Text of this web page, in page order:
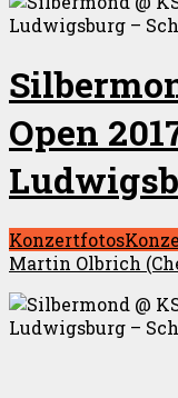
Open
Konzertfotos
Martin Olbrich